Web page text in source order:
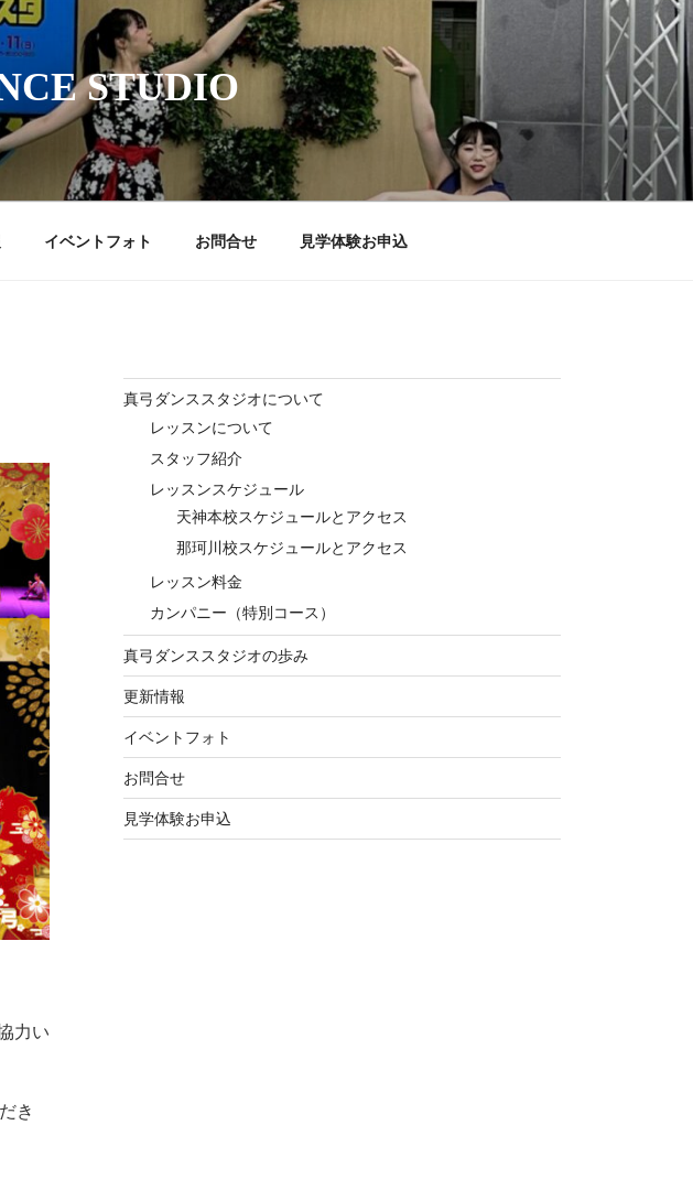
STUDIO
イベントフォト お問合せ 見学体験お申込
力い
き
真弓ダンススタジオについて
レッスンについて
スタッフ紹介
レッスンスケジュール
天神本校スケジュールとアクセス
那珂川校スケジュールとアクセス
レッスン料金
カンパニー（特別コース）
真弓ダンススタジオの歩み
更新情報
イベントフォト
お問合せ
見学体験お申込